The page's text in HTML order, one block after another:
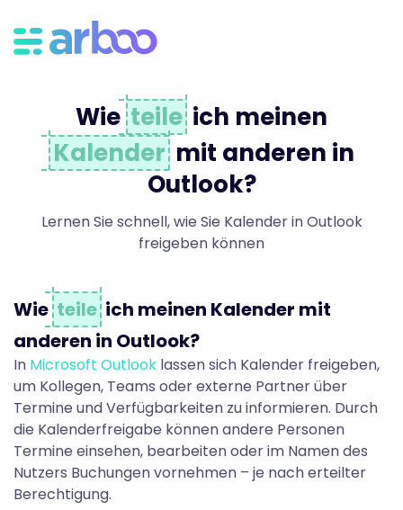
K
n
d
e
r
Wie teile ich meinen
Kalender mit anderen in
Outlook?
Lernen Sie schnell, wie Sie Kalender in Outlook
freigeben können
Wie teile ich meinen Kalender mit
anderen in Outlook?
In Microsoft Outlook lassen sich Kalender freigeben,
um Kollegen, Teams oder externe Partner über
Termine und Verfügbarkeiten zu informieren. Durch
die Kalenderfreigabe können andere Personen
Termine einsehen, bearbeiten oder im Namen des
Nutzers Buchungen vornehmen – je nach erteilter
Berechtigung.